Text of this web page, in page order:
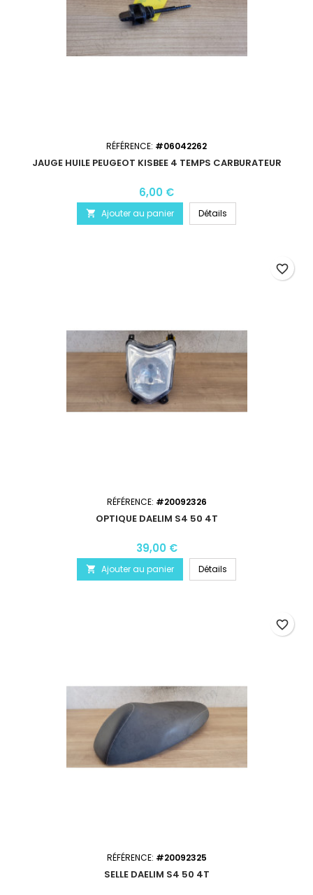
RÉFÉRENCE: #06042262
JAUGE HUILE PEUGEOT KISBEE 4 TEMPS CARBURATEUR
6,00 €
 Ajouter au panier Détails
RÉFÉRENCE: #20092326
OPTIQUE DAELIM S4 50 4T
39,00 €
 Ajouter au panier Détails
favorite_border
RÉFÉRENCE: #20092325
SELLE DAELIM S4 50 4T
favorite_border